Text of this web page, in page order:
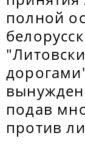
полной
подав
против